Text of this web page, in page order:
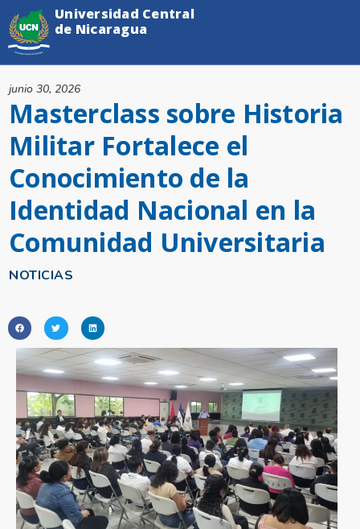
NOTICIAS
Masterclass sobre Historia
Militar Fortalece el
Conocimiento de la
Identidad Nacional en la
Comunidad Universitaria
junio 30, 2026
Universidad Central
de Nicaragua